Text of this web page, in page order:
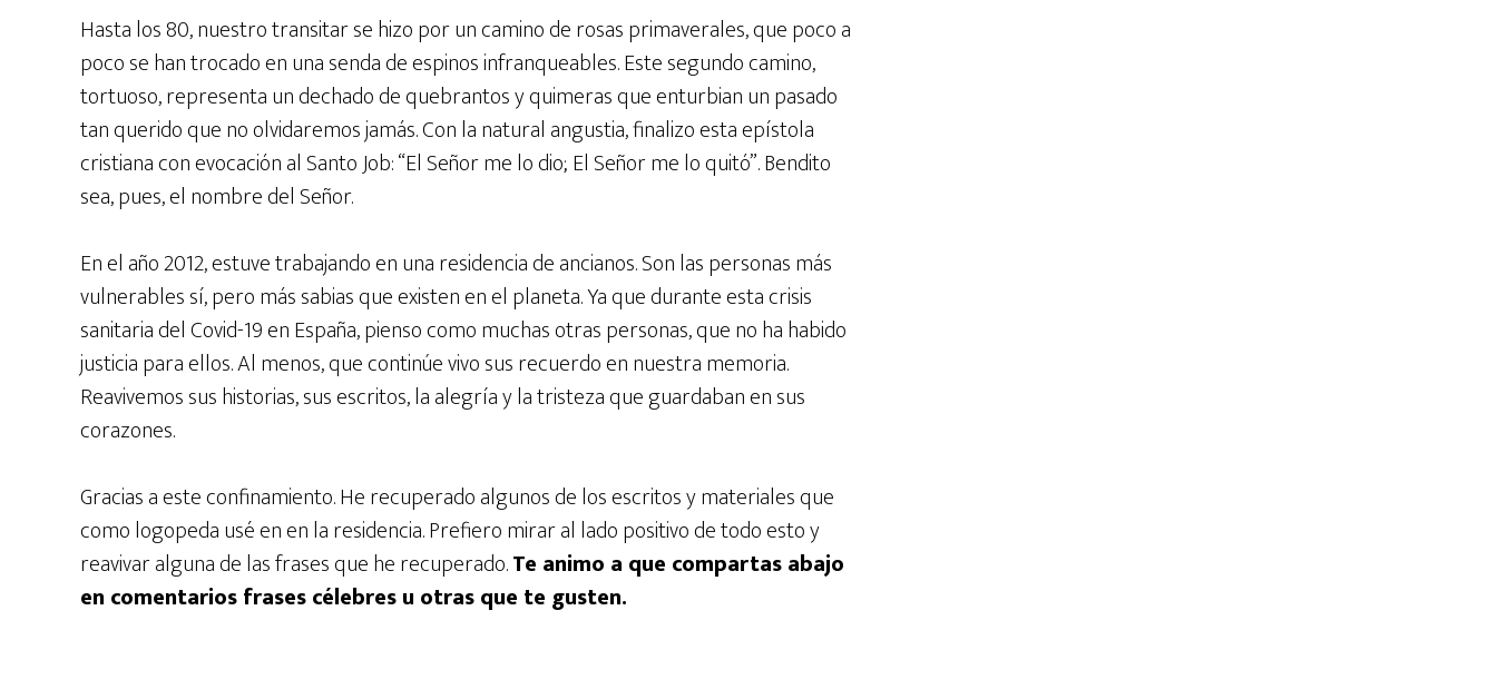
Hasta los 80, nuestro transitar se hizo por un camino de rosas primaverales, que poco a
poco se han trocado en una senda de espinos infranqueables. Este segundo camino,
tortuoso, representa un dechado de quebrantos y quimeras que enturbian un pasado
tan querido que no olvidaremos jamás. Con la natural angustia, finalizo esta epístola
cristiana con evocación al Santo Job: “El Señor me lo dio; El Señor me lo quitó”. Bendito
sea, pues, el nombre del Señor.
En el año 2012, estuve trabajando en una residencia de ancianos. Son las personas más
vulnerables sí, pero más sabias que existen en el planeta. Ya que durante esta crisis
sanitaria del Covid-19 en España, pienso como muchas otras personas, que no ha habido
justicia para ellos. Al menos, que continúe vivo sus recuerdo en nuestra memoria.
Reavivemos sus historias, sus escritos, la alegría y la tristeza que guardaban en sus
corazones.
Gracias a este confinamiento. He recuperado algunos de los escritos y materiales que
como logopeda usé en en la residencia. Prefiero mirar al lado positivo de todo esto y
reavivar alguna de las frases que he recuperado.Te animo a que compartas abajo
en comentarios frases célebres u otras que te gusten.